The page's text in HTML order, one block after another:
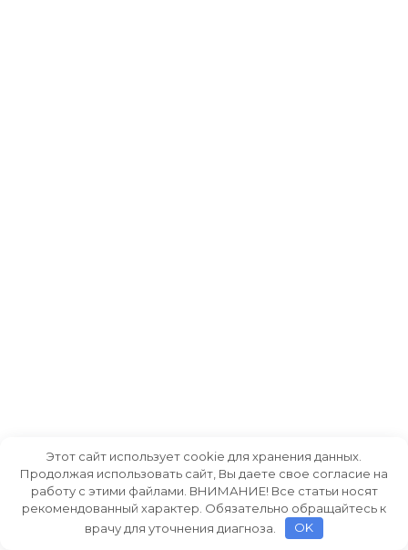
Этот сайт использует cookie для хранения данных.
Продолжая использовать сайт, Вы даете свое согласие на
работу с этими файлами. ВНИМАНИЕ! Все статьи носят
рекомендованный характер. Обязательно обращайтесь к
врачу для уточнения диагноза.
OK